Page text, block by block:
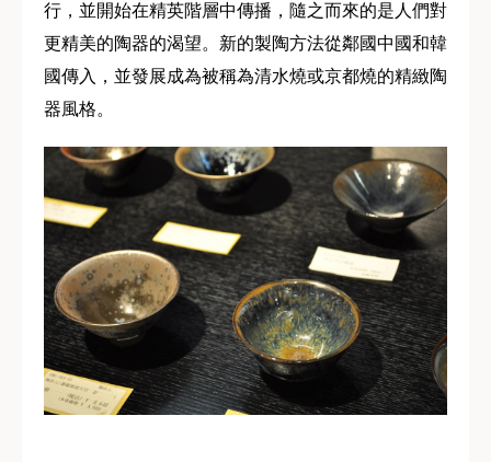
行，並開始在精英階層中傳播，隨之而來的是人們對
更精美的陶器的渴望。新的製陶方法從鄰國中國和韓
國傳入，並發展成為被稱為清水燒或京都燒的精緻陶
器風格。